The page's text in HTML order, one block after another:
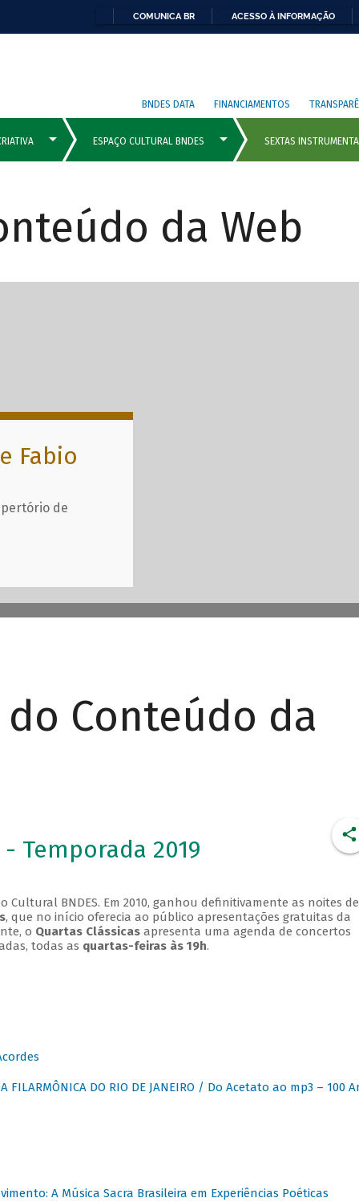
COMUNICA BR ACESSO À INFORMAÇÃO
BNDES DATA FINANCIAMENTOS
da Web
Fabio
de
Conteúdo da
Temporada 2019
BNDES. Em 2010, ganhou definitivamente as noites de
, que no início oferecia ao público apresentações gratuitas da
o Quartas Clássicasapresenta uma agenda de concertos
todas as quartas-feiras às 19h.
FILARMÔNICA DO RIO DE JANEIRO / Do Acetato ao mp3 – 100
A Música Sacra Brasileira em Experiências Poéticas